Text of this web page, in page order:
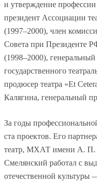
и утверждение
президент Ассоциации
(1997–2000), член
Совета при Президенте
(1998–2000), генеральный
государственного
продюсер театра «Et
Калягина, генеральный
За годы
ста проектов. Его
театр, МХАТ имени А. П.
Смелянский работал с
отечественной